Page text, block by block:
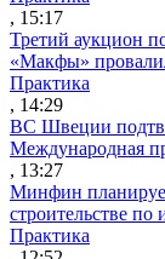
, 15:17
Третий аукцион
«Макфы»
Практика
, 14:29
ВС Швеции
Международная
, 13:27
Минфин
строительстве по
Практика